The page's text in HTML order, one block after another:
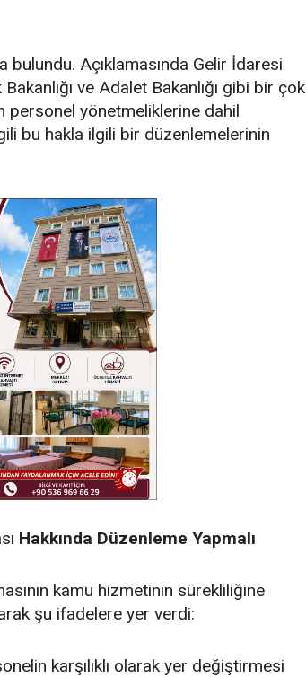
bulundu. Açıklamasında Gelir İdaresi
ve Adalet Bakanlığı gibi bir çok
personel yönetmeliklerine dahil
bu hakla ilgili bir düzenlemelerinin
Hakkında Düzenleme Yapmalı
kamu hizmetinin sürekliliğine
şu ifadelere yer verdi:
karşılıklı olarak yer değiştirmesi